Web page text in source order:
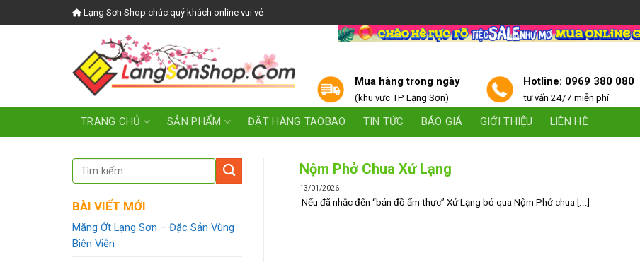
to
Lạng Sơn Shop chúc quý khách online vui vẻ
Mua hàng trong ngày
(khu vực TP Lạng Sơn)
Hotline: 0969 380 080
tư vấn 24/7 miễn phí
TRANG CHỦ SẢN PHẨM ĐẶT HÀNG TAOBAO TIN TỨC BÁO GIÁ GIỚI THIỆU LIÊN HỆ
BÀI VIẾT MỚI
Măng Ớt Lạng Sơn – Đặc Sản Vùng
Biên Viễn
Nộm Phở Chua Xứ Lạng
13/01/2026
Nếu đã nhắc đến “bản đồ ẩm thực” Xứ Lạng bỏ qua Nộm Phở chua [...]